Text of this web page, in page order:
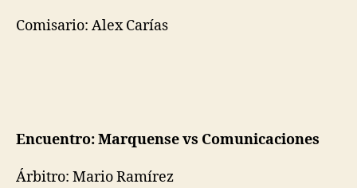
Comisario: Alex Carías
Encuentro: Marquense vs Comunicaciones
Árbitro: Mario Ramírez